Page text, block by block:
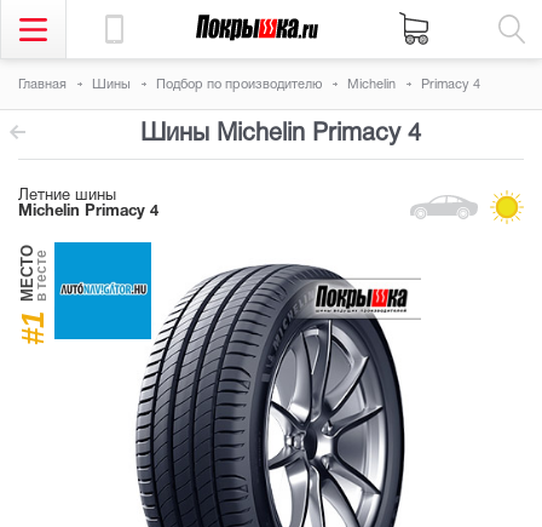
Главная Шины Подбор по производителю Michelin Primacy 4
Шины Michelin Primacy 4
Летние шины
Michelin Primacy 4
#1
МЕСТОв тесте